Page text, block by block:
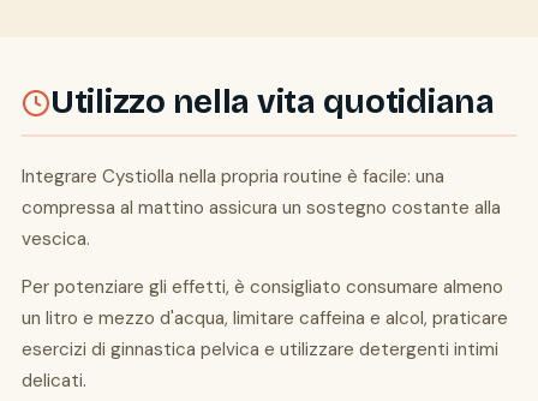
Utilizzo nella vita quotidiana
Integrare Cystiolla nella propria routine è facile: una
compressa al mattino assicura un sostegno costante alla
vescica.
Per potenziare gli effetti, è consigliato consumare almeno
un litro e mezzo d'acqua, limitare caffeina e alcol, praticare
esercizi di ginnastica pelvica e utilizzare detergenti intimi
delicati.